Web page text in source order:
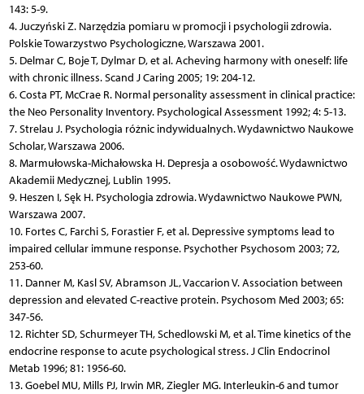
143: 5-9.
4. Juczyński Z. Narzędzia pomiaru w promocji i psychologii zdrowia.
Polskie Towarzystwo Psychologiczne, Warszawa 2001.
5. Delmar C, Boje T, Dylmar D, et al. Acheving harmony with oneself: life
with chronic illness. Scand J Caring 2005; 19: 204-12.
6. Costa PT, McCrae R. Normal personality assessment in clinical practice:
the Neo Personality Inventory. Psychological Assessment 1992; 4: 5-13.
7. Strelau J. Psychologia różnic indywidualnych. Wydawnictwo Naukowe
Scholar, Warszawa 2006.
8. Marmułowska-Michałowska H. Depresja a osobowość. Wydawnictwo
Akademii Medycznej, Lublin 1995.
9. Heszen I, Sęk H. Psychologia zdrowia. Wydawnictwo Naukowe PWN,
Warszawa 2007.
10. Fortes C, Farchi S, Forastier F, et al. Depressive symptoms lead to
impaired cellular immune response. Psychother Psychosom 2003; 72,
253-60.
11. Danner M, Kasl SV, Abramson JL, Vaccarion V. Association between
depression and elevated C-reactive protein. Psychosom Med 2003; 65:
347-56.
12. Richter SD, Schurmeyer TH, Schedlowski M, et al. Time kinetics of the
endocrine response to acute psychological stress. J Clin Endocrinol
Metab 1996; 81: 1956-60.
13. Goebel MU, Mills PJ, Irwin MR, Ziegler MG. Interleukin-6 and tumor